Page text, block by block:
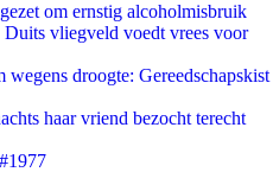
om ernstig alcoholmisbruik
vliegveld voedt vrees voor
wegens droogte: Gereedschapskist
haar vriend bezocht terecht